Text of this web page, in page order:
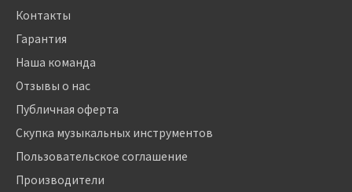
Контакты
Гарантия
Наша команда
Отзывы о нас
Публичная оферта
Скупка музыкальных инструментов
Пользовательское соглашение
Производители